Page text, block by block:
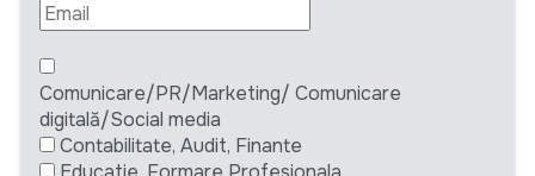
Comunicare/PR/Marketing/ Comunicare
digitală/Social media
Contabilitate, Audit, Finante